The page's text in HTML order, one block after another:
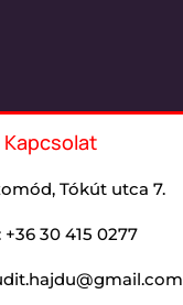
Kapcsolat
Tókút utca 7.
+36 30 415 0277